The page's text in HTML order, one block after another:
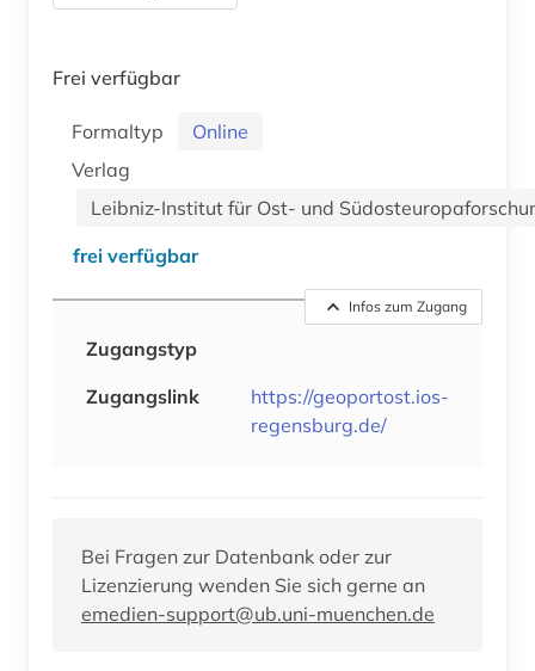
Frei verfügbar
Formaltyp
Online
Verlag
Leibniz-Institut für Ost- und
frei verfügbar
Infos zum Zugang
Zugangstyp
Zugangslink
https://geoportost.ios-
regensburg.de/
Bei Fragen zur Datenbank oder zur
Lizenzierung wenden Sie sich gerne an
emedien-support@ub.uni-muenchen.de